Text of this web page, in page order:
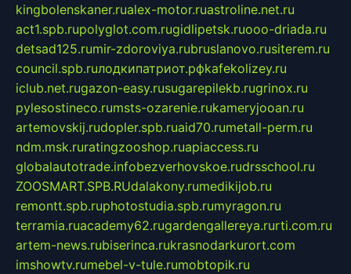
kingbolenskaner.rualex-motor.ruastroline.net.ru
act1.spb.rupolyglot.com.rugidlipetsk.ruooo-driada.ru
detsad125.rumir-zdoroviya.rubruslanovo.rusiterem.ru
council.spb.ruлодкипатриот.рфkafekolizey.ru
iclub.net.rugazon-easy.rusugarepilekb.rugrinox.ru
pylesostineco.rumsts-ozarenie.rukameryjooan.ru
artemovskij.rudopler.spb.ruaid70.rumetall-perm.ru
ndm.msk.ruratingzooshop.ruapiaccess.ru
globalautotrade.infobezverhovskoe.rudrsschool.ru
ZOOSMART.SPB.RUdalakony.rumedikijob.ru
remontt.spb.ruphotostudia.spb.rumyragon.ru
terramia.ruacademy62.rugardengallereya.rurti.com.ru
artem-news.rubiserinca.rukrasnodarkurort.com
imshowtv.rumebel-v-tule.rumobtopik.ru